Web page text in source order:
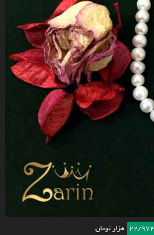
22/972 هزار تومان